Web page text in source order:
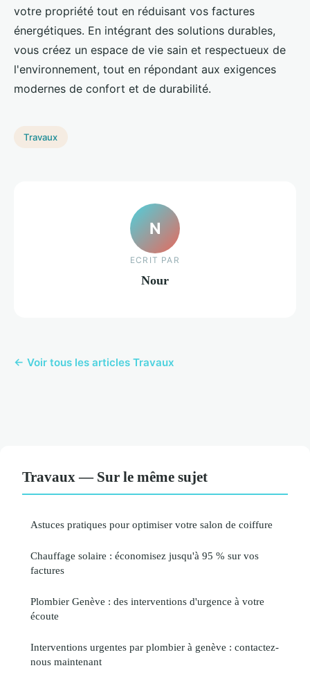
votre propriété tout en réduisant vos factures
énergétiques. En intégrant des solutions durables,
vous créez un espace de vie sain et respectueux de
l'environnement, tout en répondant aux exigences
modernes de confort et de durabilité.
Travaux
N
ECRIT PAR
Nour
← Voir tous les articles Travaux
Travaux — Sur le même sujet
Astuces pratiques pour optimiser votre salon de coiffure
Chauffage solaire : économisez jusqu'à 95 % sur vos
factures
Plombier Genève : des interventions d'urgence à votre
écoute
Interventions urgentes par plombier à genève : contactez-
nous maintenant